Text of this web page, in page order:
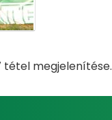
tétel megjelenítése.